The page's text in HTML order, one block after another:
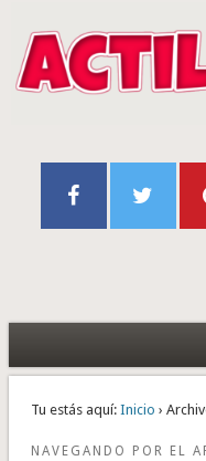
Tu estás aquí: Inicio ›
NAVEGANDO POR EL